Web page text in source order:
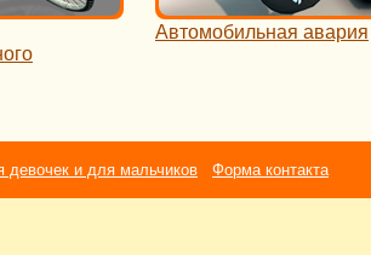
Автомобильная авария
девочек и для мальчиков Форма контакта